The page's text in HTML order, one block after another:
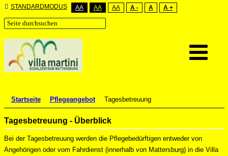
STANDARDMODUS AA AA AA A - A A +
Startseite Pflegeangebot Tagesbetreuung
Tagesbetreuung - Überblick
Bei der Tagesbetreuung werden die Pflegebedürftigen entweder von
Angehörigen oder vom Fahrdienst (innerhalb von Mattersburg) in die Villa